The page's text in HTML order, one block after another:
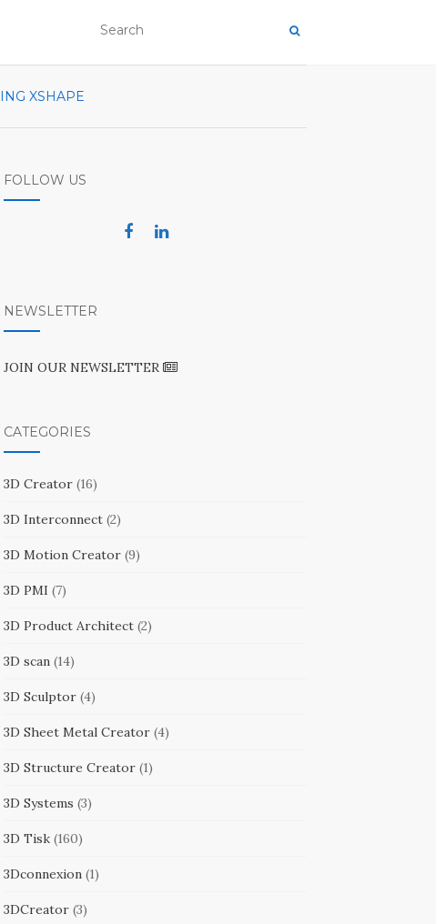
XSHAPE
FOLLOW US
NEWSLETTER
JOIN OUR NEWSLETTER
CATEGORIES
3D Creator(16)
3D Interconnect(2)
3D Motion Creator(9)
3D PMI (7)
3D Product Architect(2)
3D scan(14)
3D Sculptor(4)
3D Sheet Metal Creator(4)
3D Structure Creator(1)
3D Systems (3)
3D Tisk(160)
3Dconnexion(1)
3DCreator(3)